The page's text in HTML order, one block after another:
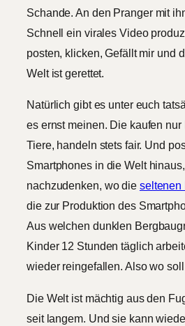
Schande. An den Pranger mit
Schnell ein virales Video
posten, klicken, Gefällt mir und
Welt ist gerettet.
Natürlich gibt es unter euch
es ernst meinen. Die kaufen
Tiere, handeln stets fair. Und
Smartphones in die Welt
nachzudenken, wo die seltenen
die zur Produktion des
Aus welchen dunklen
Kinder 12 Stunden täglich
wieder reingefallen. Also wo
Die Welt ist mächtig aus den
seit langem. Und sie kann